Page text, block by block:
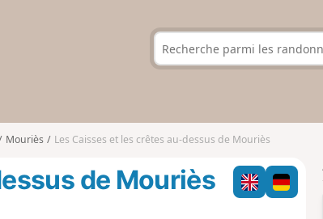
Mouriès Les Caisses et les crêtes au-dessus de Mouriès
de Mouriès